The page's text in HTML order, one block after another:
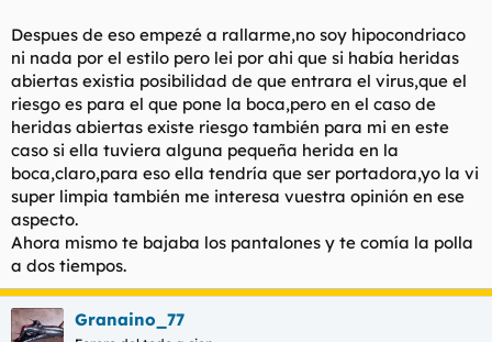
Despues de eso empezé a rallarme,no soy hipocondriaco
ni nada por el estilo pero lei por ahi que si había heridas
abiertas existia posibilidad de que entrara el virus,que el
riesgo es para el que pone la boca,pero en el caso de
heridas abiertas existe riesgo también para mi en este
caso si ella tuviera alguna pequeña herida en la
boca,claro,para eso ella tendría que ser portadora,yo la vi
super limpia también me interesa vuestra opinión en ese
aspecto.
Ahora mismo te bajaba los pantalones y te comía la polla
a dos tiempos.
Granaino_77